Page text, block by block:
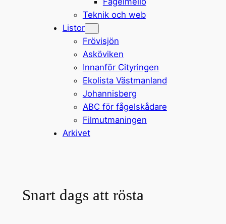
Teknik och web
Listor
Frövisjön
Asköviken
Innanför Cityringen
Ekolista Västmanland
Johannisberg
ABC för fågelskådare
Filmutmaningen
Arkivet
Snart dags att rösta